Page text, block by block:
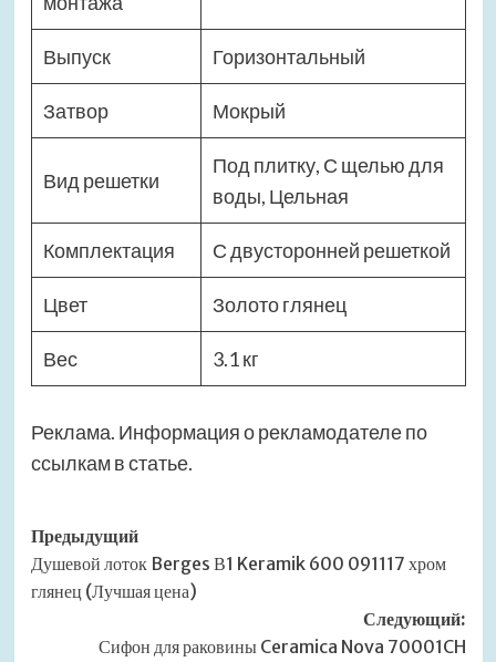
Выпуск Горизонтальный
Затвор Мокрый
Вид решетки
Под плитку, С щелью для
воды, Цельная
Комплектация С двусторонней решеткой
Цвет Золото глянец
Вес 3.1 кг
Реклама. Информация о рекламодателе по
ссылкам в статье.
Навигация
записи
Предыдущий
Душевой лоток Berges В1 Keramik 600 091117 хром
глянец (Лучшая цена)
Следующий:
Сифон для раковины Ceramica Nova 70001CH